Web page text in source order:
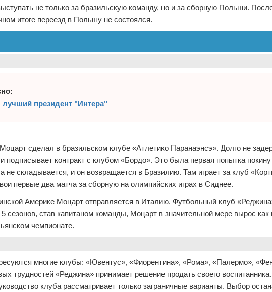
не только за бразильскую команду, но и за сборную Польши.
итоге переезд в Польшу не состоялся.
президент "Интера"
сделал в бразильском клубе «Атлетико Паранаэнсэ». Долго не
контракт с клубом «Бордо». Это была первая попытка
не складывается, и он возвращается в Бразилию. Там играет за клуб
первые два матча за сборную на олимпийских играх в Сиднее.
Америке Моцарт отправляется в Италию. Футбольный клуб
став капитаном команды, Моцарт в значительной мере вырос как
чемпионате.
многие клубы: «Ювентус», «Фиорентина», «Рома», «Палермо»,
трудностей «Реджина» принимает решение продать своего
клуба рассматривает только заграничные варианты. Выбор